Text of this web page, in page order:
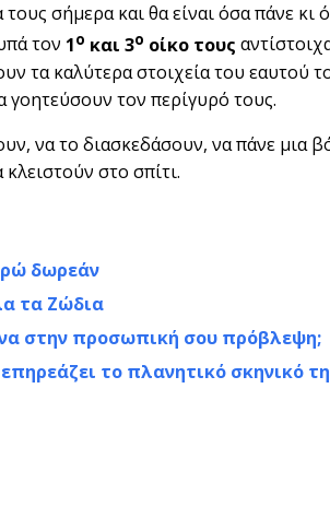
σήμερα και θα είναι όσα πάνε κι
τον 1ο και 3ο οίκο τους
τα καλύτερα στοιχεία του εαυτού
γοητεύσουν τον περίγυρό τους.
να το διασκεδάσουν, να πάνε μια
στο σπίτι.
δωρεάν
τα Ζώδια
στην προσωπική σου πρόβλεψη;
το πλανητικό σκηνικό